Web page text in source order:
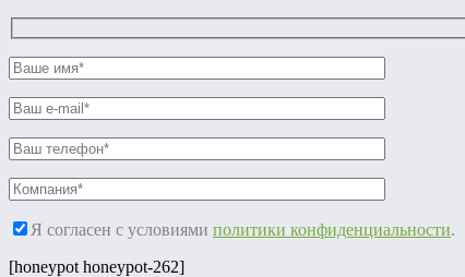
Я согласен с условиями политики конфиденциальности.
[honeypot honeypot-262]